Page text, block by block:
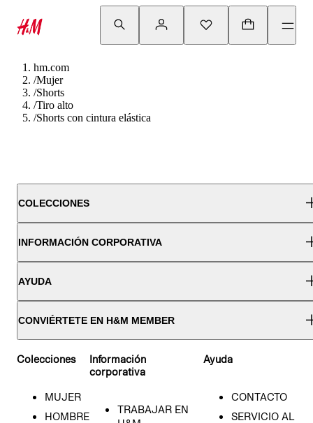
hm.com
/Mujer
/Shorts
/Tiro alto
/Shorts con cintura elástica
COLECCIONES
INFORMACIÓN CORPORATIVA
AYUDA
CONVIÉRTETE EN H&M MEMBER
Colecciones
MUJER
HOMBRE
Información
corporativa
TRABAJAR EN
Ayuda
CONTACTO
SERVICIO AL